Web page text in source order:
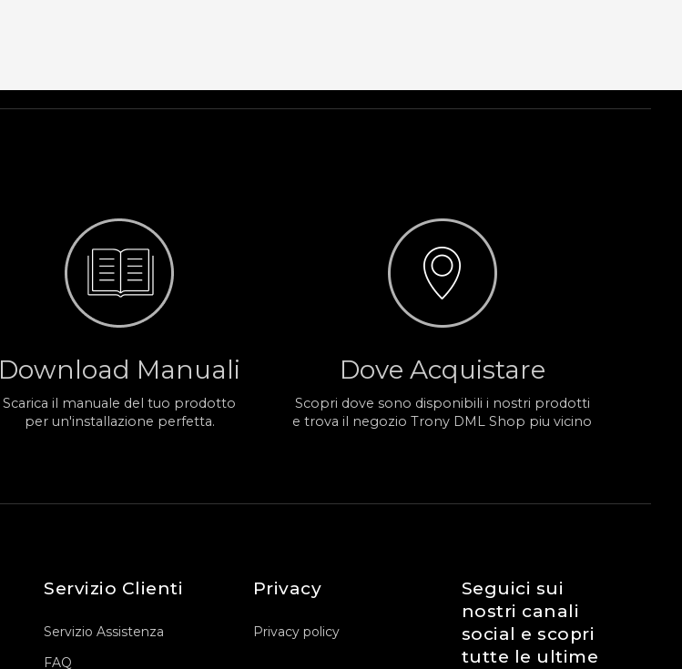
Download Manuali
Scarica il manuale del tuo prodotto
per un'installazione perfetta.
Dove Acquistare
Scopri dove sono disponibili i nostri prodotti
e trova il negozio Trony DML Shop piu vicino
Servizio Clienti
Servizio Assistenza
FAQ
Privacy
Privacy policy
Seguici sui
nostri canali
social e scopri
tutte le ultime